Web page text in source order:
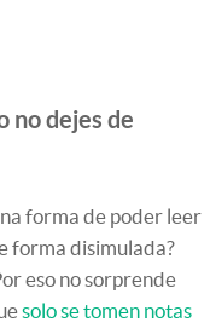
no dejes de
forma de poder leer
forma disimulada?
eso no sorprende
solo se tomen notas